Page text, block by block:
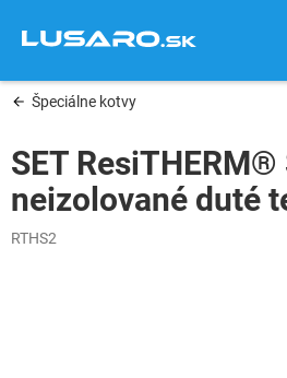
obsah
Špeciálne kotvy
SET ResiTHERM®
neizolované duté
RTHS2